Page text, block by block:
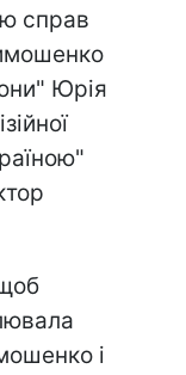
справ
Юрія
і